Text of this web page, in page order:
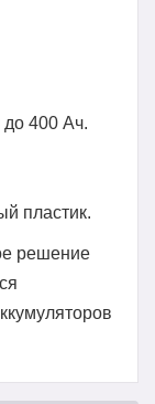
до 400 Ач.
пластик.
решение